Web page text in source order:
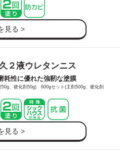
見る >
２液ウレタンニス
耗性に優れた強靭な塗膜
、硬化剤50g) 600gセット(主剤500g、硬化剤
見る >